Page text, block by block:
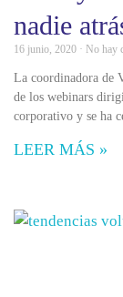
nadie
16 junio, 2020 No hay
La coordinadora de
de los webinars
corporativo y se ha
LEER MÁS »